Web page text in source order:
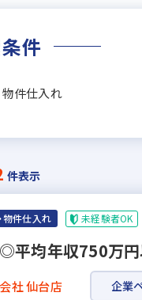
件
件仕入れ
件表示
物件仕入れ 未経験者OK
◎平均年収750万
社 仙台店 企業